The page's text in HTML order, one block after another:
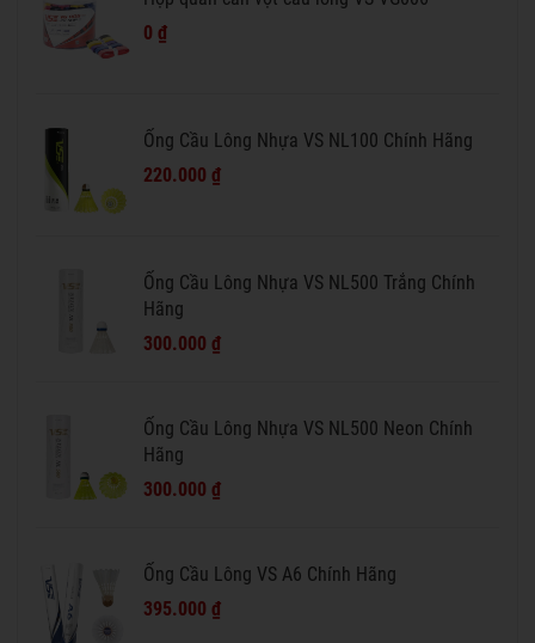
0 ₫
Ống Cầu Lông Nhựa VS NL100 Chính Hãng
220.000 ₫
Ống Cầu Lông Nhựa VS NL500 Trắng Chính
Hãng
300.000 ₫
Ống Cầu Lông Nhựa VS NL500 Neon Chính
Hãng
300.000 ₫
Ống Cầu Lông VS A6 Chính Hãng
395.000 ₫